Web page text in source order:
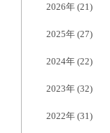
2026年 (21)
2025年 (27)
2024年 (22)
2023年 (32)
2022年 (31)